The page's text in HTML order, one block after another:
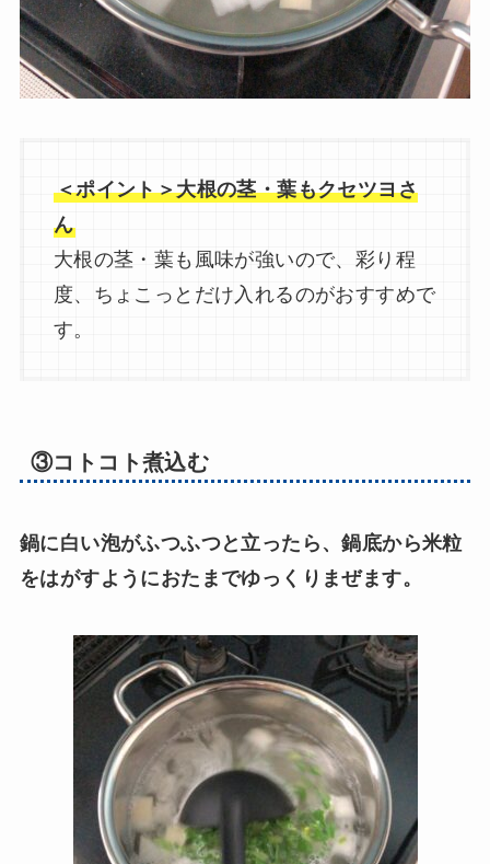
＜ポイント＞大根の茎・葉もクセツヨさ
ん
大根の茎・葉も風味が強いので、彩り程
度、ちょこっとだけ入れるのがおすすめで
す。
③コトコト煮込む
鍋に白い泡がふつふつと立ったら、鍋底から米粒
をはがすようにおたまでゆっくりまぜます。